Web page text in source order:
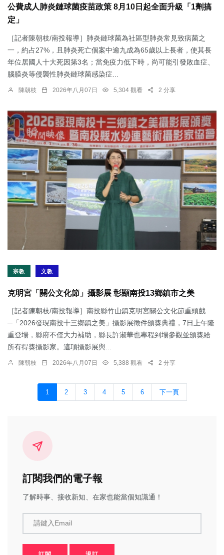
公費成人肺炎鏈球菌疫苗政策 8月10日起全面升級「1劑搞
定」
［記者陳朝枝/南投報導］肺炎鏈球菌為社區型肺炎常見致病菌之
一，約占27%，且肺炎死亡個案中逾九成為65歲以上長者，使其長
年位居國人十大死因第3名；當免疫力低下時，尚可能引發敗血症、
腦膜炎等侵襲性肺炎鏈球菌感染症...
陳朝枝 2026年八月07日 5,304 觀看 2 分享
宗教 文教
克明宮「關公文化節」攝影展 彰顯南投13鄉鎮市之美
［記者陳朝枝/南投報導］南投縣竹山鎮克明宮關公文化節重頭戲
─「2026發現南投十三鄉鎮之美」攝影展徵件頒獎典禮，7日上午隆
重登場，縣府不僅大力補助，縣長許淑華也專程到場參觀並頒獎給
所有得獎攝影家。這項攝影展與...
陳朝枝 2026年八月07日 5,388 觀看 2 分享
1 2 3 4 5 6 下一頁
訂閱我們的電子報
了解時事、接收新知、在家也能當個知識通！
請鍵入Email